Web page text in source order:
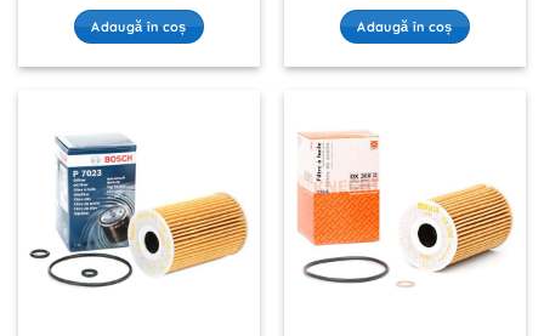
Adaugă în coș Adaugă în coș